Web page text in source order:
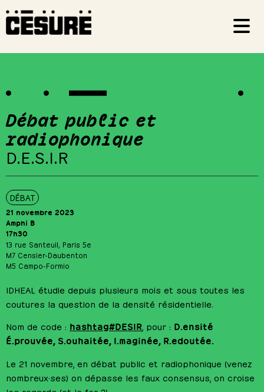
Débat public et
radiophonique
D.E.S.I.R
DÉBAT
21 novembre 2023
Amphi B
17h30
13 rue Santeuil, Paris 5e
M7 Censier-Daubenton
M5 Campo-Formio
IDHEAL étudie depuis plusieurs mois et sous toutes les
coutures la question de la densité résidentielle.
Nom de code : hashtag#DESIR , pour : D.ensité
É.prouvée, S.ouhaitée, I.maginée, R.edoutée.
Le 21 novembre, en débat public et radiophonique (venez
nombreux·ses) on dépasse les faux consensus, on croise